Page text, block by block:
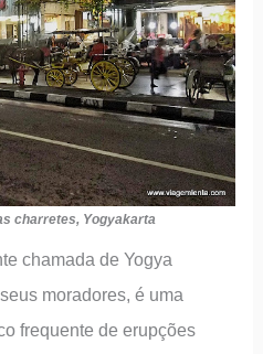
charretes, Yogyakarta
chamada de Yogya
moradores, é uma
frequente de erupções